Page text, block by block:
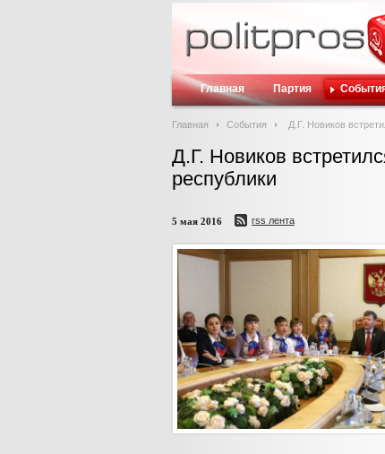
Главная Партия
Главная События Д.Г. Новиков
Д.Г. Новиков
республики
5 мая 2016 rss лента